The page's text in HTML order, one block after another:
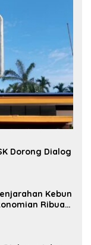
Dorong Dialog
Kebun
Ribuan